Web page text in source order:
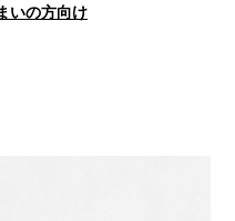
いの方向け